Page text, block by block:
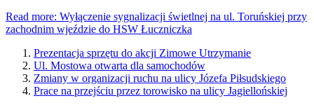
Read more: Wyłączenie sygnalizacji świetlnej na ul. Toruńskiej przy
zachodnim wjeździe do HSW Łuczniczka
Prezentacja sprzętu do akcji Zimowe Utrzymanie
Ul. Mostowa otwarta dla samochodów
Zmiany w organizacji ruchu na ulicy Józefa Piłsudskiego
Prace na przejściu przez torowisko na ulicy Jagiellońskiej